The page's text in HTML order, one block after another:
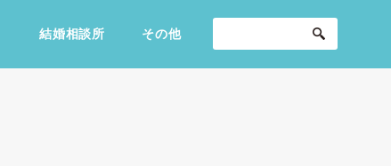
結婚相談所 その他